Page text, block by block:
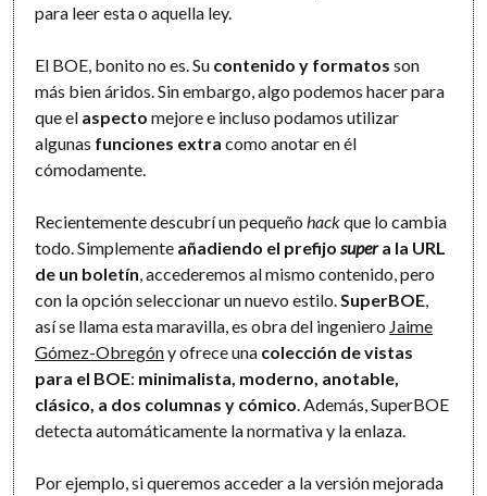
para leer esta o aquella ley.
El BOE, bonito no es. Su contenido y formatos son
más bien áridos. Sin embargo, algo podemos hacer para
que el aspecto mejore e incluso podamos utilizar
algunas funciones extra como anotar en él
cómodamente.
Recientemente descubrí un pequeño hackque lo cambia
todo. Simplemente añadiendo el prefijosupera la URL
de un boletín , accederemos al mismo contenido, pero
con la opción seleccionar un nuevo estilo. SuperBOE
así se llama esta maravilla, es obra del ingeniero Jaime
Gómez-Obregóny ofrece una colección de vistas
para el BOE: minimalista, moderno, anotable,
clásico, a dos columnas y cómico . Además, SuperBOE
detecta automáticamente la normativa y la enlaza.
Por ejemplo, si queremos acceder a la versión mejorada